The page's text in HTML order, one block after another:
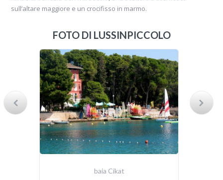
sull’altare maggiore e un crocifisso in marmo.
FOTO DI LUSSINPICCOLO
baia Cikat